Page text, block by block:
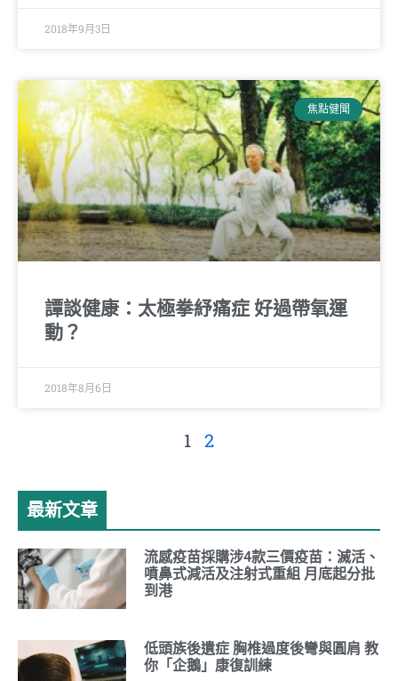
2018年9月3日
焦點健聞
譚談健康：太極拳紓痛症 好過帶氧運
動？
2018年8月6日
1 2
最新文章
流感疫苗採購涉4款三價疫苗：滅活、
噴鼻式減活及注射式重組 月底起分批
到港
低頭族後遺症 胸椎過度後彎與圓肩 教
你「企鵝」康復訓練